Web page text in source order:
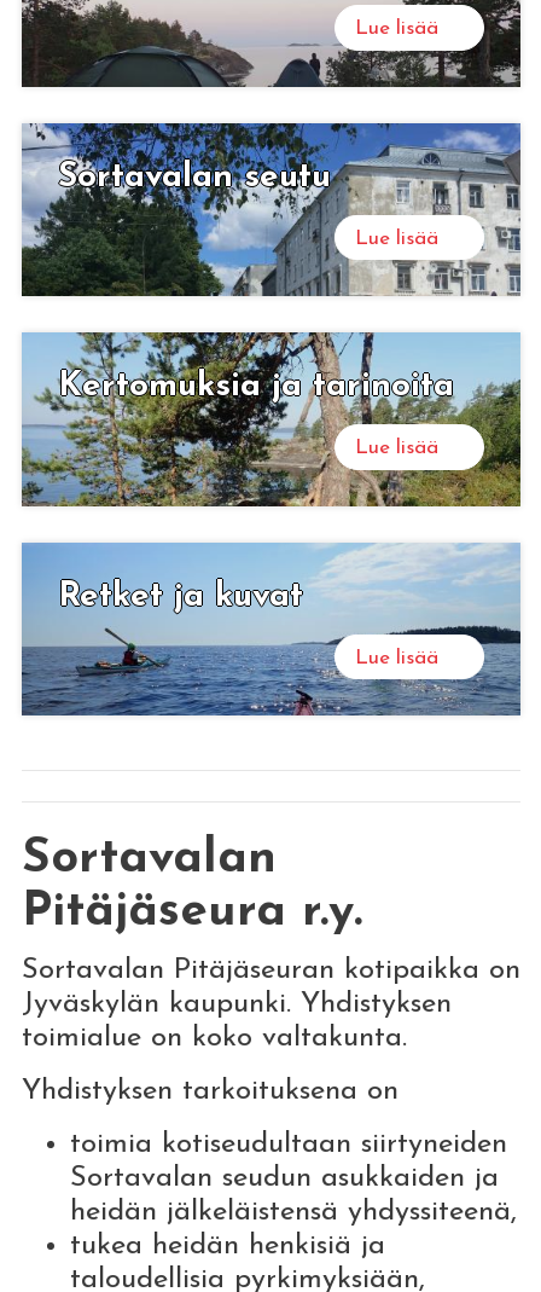
Lue lisää
Sor­ta­va­lan seutu
Lue lisää
Ker­to­muk­sia ja ta­ri­noi­ta
Lue lisää
Ret­ket ja kuvat
Lue lisää
Sortavalan
Pitäjäseura r.y.
Sortavalan Pitäjäseuran kotipaikka on
Jyväskylän kaupunki. Yhdistyksen
toimialue on koko valtakunta.
Yhdistyksen tarkoituksena on
toimia kotiseudultaan siirtyneiden
Sortavalan seudun asukkaiden ja
heidän jälkeläistensä yhdyssiteenä,
tukea heidän henkisiä ja
taloudellisia pyrkimyksiään,